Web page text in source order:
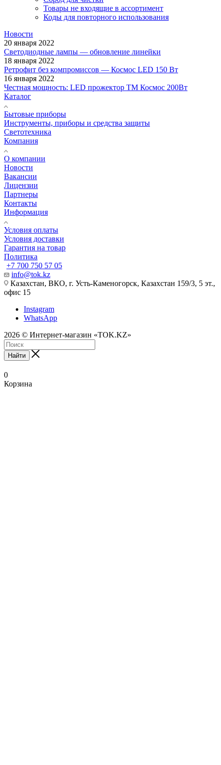
Товары не входящие в ассортимент
Коды для повторного использования
Новости
20 января 2022
Светодиодные лампы — обновление линейки
18 января 2022
Ретрофит без компромиссов — Космос LED 150 Вт
16 января 2022
Честная мощность: LED прожектор ТМ Космос 200Вт
Каталог
Бытовые приборы
Инструменты, приборы и средства защиты
Светотехника
Компания
О компании
Новости
Вакансии
Лицензии
Партнеры
Контакты
Информация
Условия оплаты
Условия доставки
Гарантия на товар
Политика
+7 700 750 57 05
info@tok.kz
Казахстан, ВКО, г. Усть-Каменогорск, Казахстан 159/3, 5 эт.,
офис 15
Instagram
WhatsApp
2026 © Интернет-магазин «TOK.KZ»
Найти
0
Корзина